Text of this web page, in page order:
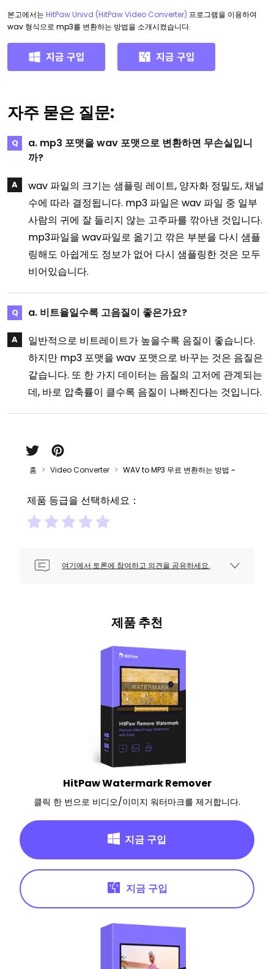
본고에서는 HitPaw Univd (HitPaw Video Converter) 프로그램을 이용하여
wav 형식으로 mp3를 변환하는 방법을 소개시켰습니다.
자주 묻은 질문:
a. mp3 포맷을 wav 포맷으로 변환하면 무손실입니
까?
wav 파일의 크기는 샘플링 레이트, 양자화 정밀도, 채널
수에 따라 결정됩니다. mp3 파일은 wav 파일 중 일부
사람의 귀에 잘 들리지 않는 고주파를 깎아낸 것입니다.
mp3파일을 wav파일로 옮기고 깎은 부분을 다시 샘플
링해도 아쉽게도 정보가 없어 다시 샘플링한 것은 모두
비어있습니다.
a. 비트율일수록 고음질이 좋은가요?
일반적으로 비트레이트가 높을수록 음질이 좋습니다.
하지만 mp3 포맷을 wav 포맷으로 바꾸는 것은 음질은
같습니다. 또 한 가지 데이터는 음질의 고저에 관계되는
데, 바로 압축률이 클수록 음질이 나빠진다는 것입니다.
홈 Video Converter WAV to MP3 무료 변환하는 방법 ~
제품 등급을 선택하세요：
여기에서 토론에 참여하고 의견을 공유하세요.
제품 추천
HitPaw Watermark Remover
클릭 한 번으로 비디오/이미지 워터마크를 제거합니다.
지금 구입
지금 구입